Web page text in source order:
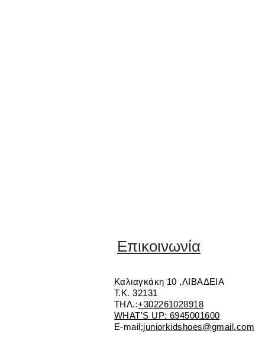
Επικοινωνία
Καλιαγκάκη 10 ,ΛΙΒΑΔΕΙΑ
Τ.Κ. 32131
ΤΗΛ.:+302261028918
WHAT'S UP: 6945001600
E-mail:juniorkidshoes@gmail.com